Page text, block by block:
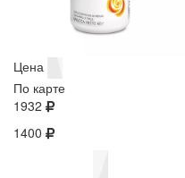
Цена
По карте
1932
1400